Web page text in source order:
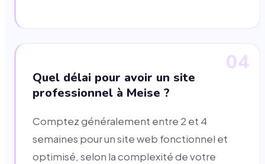
04
Quel délai pour avoir un site
professionnel à Meise ?
Comptez généralement entre 2 et 4
semaines pour un site web fonctionnel et
optimisé, selon la complexité de votre